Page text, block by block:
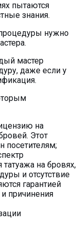
пытаются
знания.
нужно
мастер
даже если у
на
Этот
посетителям;
на бровях,
и отсутствие
гарантией
причинения